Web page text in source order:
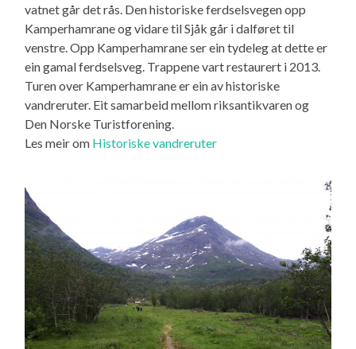
vatnet går det rås. Den historiske ferdselsvegen opp
Kamperhamrane og vidare til Sjåk går i dalføret til
venstre. Opp Kamperhamrane ser ein tydeleg at dette er
ein gamal ferdselsveg. Trappene vart restaurert i 2013.
Turen over Kamperhamrane er ein av historiske
vandreruter. Eit samarbeid mellom riksantikvaren og
Den Norske Turistforening.
Les meir om Historiske vandreruter